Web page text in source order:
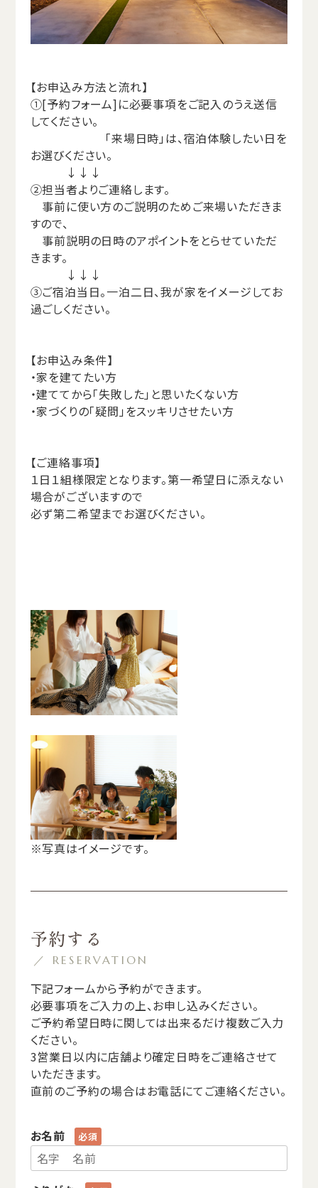
【お申込み方法と流れ】
①[予約フォーム]に必要事項をご記入のうえ送信
してください。
「来場日時」は、宿泊体験したい日を
お選びください。
↓↓↓
②担当者よりご連絡します。
事前に使い方のご説明のためご来場いただきま
すので、
事前説明の日時のアポイントをとらせていただ
きます。
↓↓↓
③ご宿泊当日。一泊二日、我が家をイメージしてお
過ごしください。
【お申込み条件】
・家を建てたい方
・建ててから「失敗した」と思いたくない方
・家づくりの「疑問」をスッキリさせたい方
【ご連絡事項】
１日１組様限定となります。第一希望日に添えない
場合がございますので
必ず第二希望までお選びください。
※写真はイメージです。
予約する
／ RESERVATION
下記フォームから予約ができます。
必要事項をご入力の上、お申し込みください。
ご予約希望日時に関しては出来るだけ複数ご入力
ください。
3営業日以内に店舗より確定日時をご連絡させて
いただきます。
直前のご予約の場合はお電話にてご連絡ください。
お名前